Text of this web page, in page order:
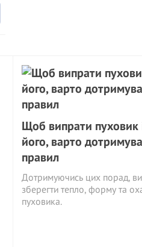
Щоб випрати пуховик
його, варто
правил
Дотримуючись цих порад,
зберегти тепло, форму та
пуховика.